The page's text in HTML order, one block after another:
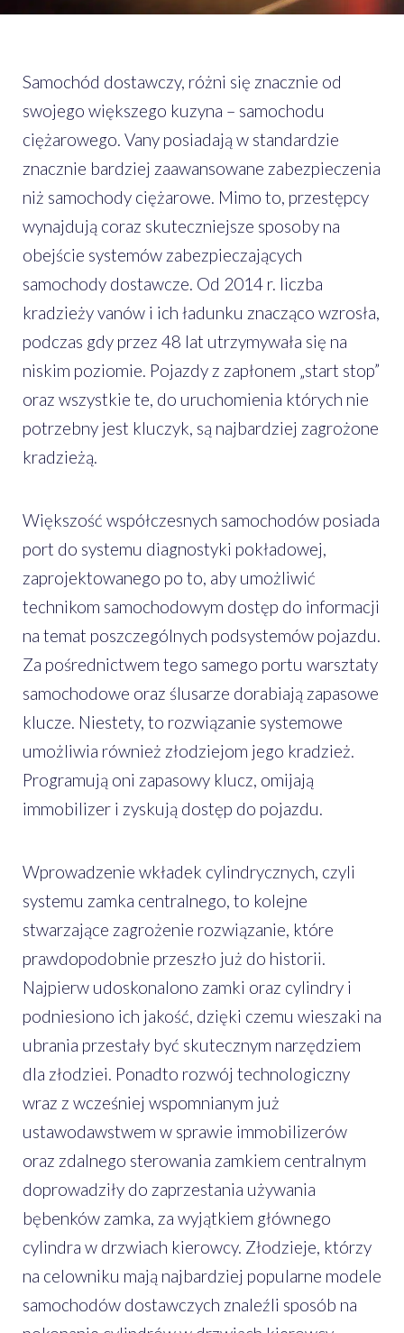
Samochód dostawczy, różni się znacznie od
swojego większego kuzyna – samochodu
ciężarowego. Vany posiadają w standardzie
znacznie bardziej zaawansowane zabezpieczenia
niż samochody ciężarowe. Mimo to, przestępcy
wynajdują coraz skuteczniejsze sposoby na
obejście systemów zabezpieczających
samochody dostawcze. Od 2014 r. liczba
kradzieży vanów i ich ładunku znacząco wzrosła,
podczas gdy przez 48 lat utrzymywała się na
niskim poziomie. Pojazdy z zapłonem „start stop”
oraz wszystkie te, do uruchomienia których nie
potrzebny jest kluczyk, są najbardziej zagrożone
kradzieżą.
Większość współczesnych samochodów posiada
port do systemu diagnostyki pokładowej,
zaprojektowanego po to, aby umożliwić
technikom samochodowym dostęp do informacji
na temat poszczególnych podsystemów pojazdu.
Za pośrednictwem tego samego portu warsztaty
samochodowe oraz ślusarze dorabiają zapasowe
klucze. Niestety, to rozwiązanie systemowe
umożliwia również złodziejom jego kradzież.
Programują oni zapasowy klucz, omijają
immobilizer i zyskują dostęp do pojazdu.
Wprowadzenie wkładek cylindrycznych, czyli
systemu zamka centralnego, to kolejne
stwarzające zagrożenie rozwiązanie, które
prawdopodobnie przeszło już do historii.
Najpierw udoskonalono zamki oraz cylindry i
podniesiono ich jakość, dzięki czemu wieszaki na
ubrania przestały być skutecznym narzędziem
dla złodziei. Ponadto rozwój technologiczny
wraz z wcześniej wspomnianym już
ustawodawstwem w sprawie immobilizerów
oraz zdalnego sterowania zamkiem centralnym
doprowadziły do zaprzestania używania
bębenków zamka, za wyjątkiem głównego
cylindra w drzwiach kierowcy. Złodzieje, którzy
na celowniku mają najbardziej popularne modele
samochodów dostawczych znaleźli sposób na